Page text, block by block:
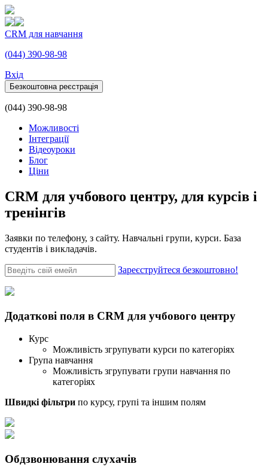
CRM для навчання
(044) 390-98-98
Вхiд
Безкоштовна реєстрація
(044) 390-98-98
Можливості
Інтеграції
Відеоуроки
Блог
Ціни
CRM для учбового центру, для курсів і
тренінгів
Заявки по телефону, з сайту. Навчальні групи, курси. База
студентів і викладачів.
Зареєструйтеся безкоштовно!
Додаткові поля в CRM для учбового центру
Курс
Можливість згрупувати курси по категоріях
Група навчання
Можливість згрупувати групи навчання по
категоріях
Швидкі фільтри по курсу, групі та іншим полям
Обдзвонювання слухачів